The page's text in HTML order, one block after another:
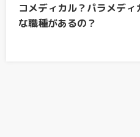
コメディカル？パラメデ
な職種があるの？